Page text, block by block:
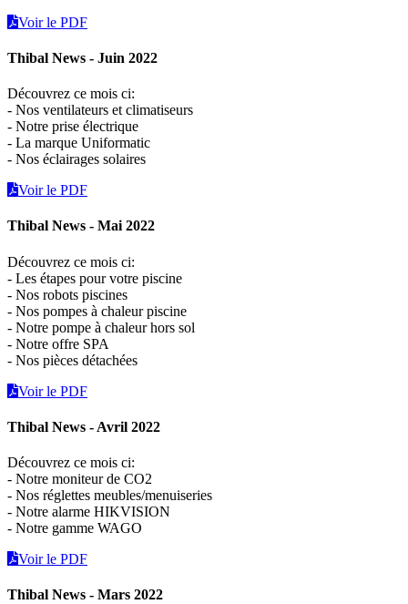
Voir le PDF
Thibal News - Juin 2022
Découvrez ce mois ci:
- Nos ventilateurs et climatiseurs
- Notre prise électrique
- La marque Uniformatic
- Nos éclairages solaires
Voir le PDF
Thibal News - Mai 2022
Découvrez ce mois ci:
- Les étapes pour votre piscine
- Nos robots piscines
- Nos pompes à chaleur piscine
- Notre pompe à chaleur hors sol
- Notre offre SPA
- Nos pièces détachées
Voir le PDF
Thibal News - Avril 2022
Découvrez ce mois ci:
- Notre moniteur de CO2
- Nos réglettes meubles/menuiseries
- Notre alarme HIKVISION
- Notre gamme WAGO
Voir le PDF
Thibal News - Mars 2022